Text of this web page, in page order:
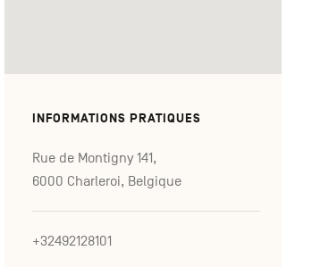
INFORMATIONS PRATIQUES
Rue de Montigny 141,
6000 Charleroi, Belgique
+32492128101